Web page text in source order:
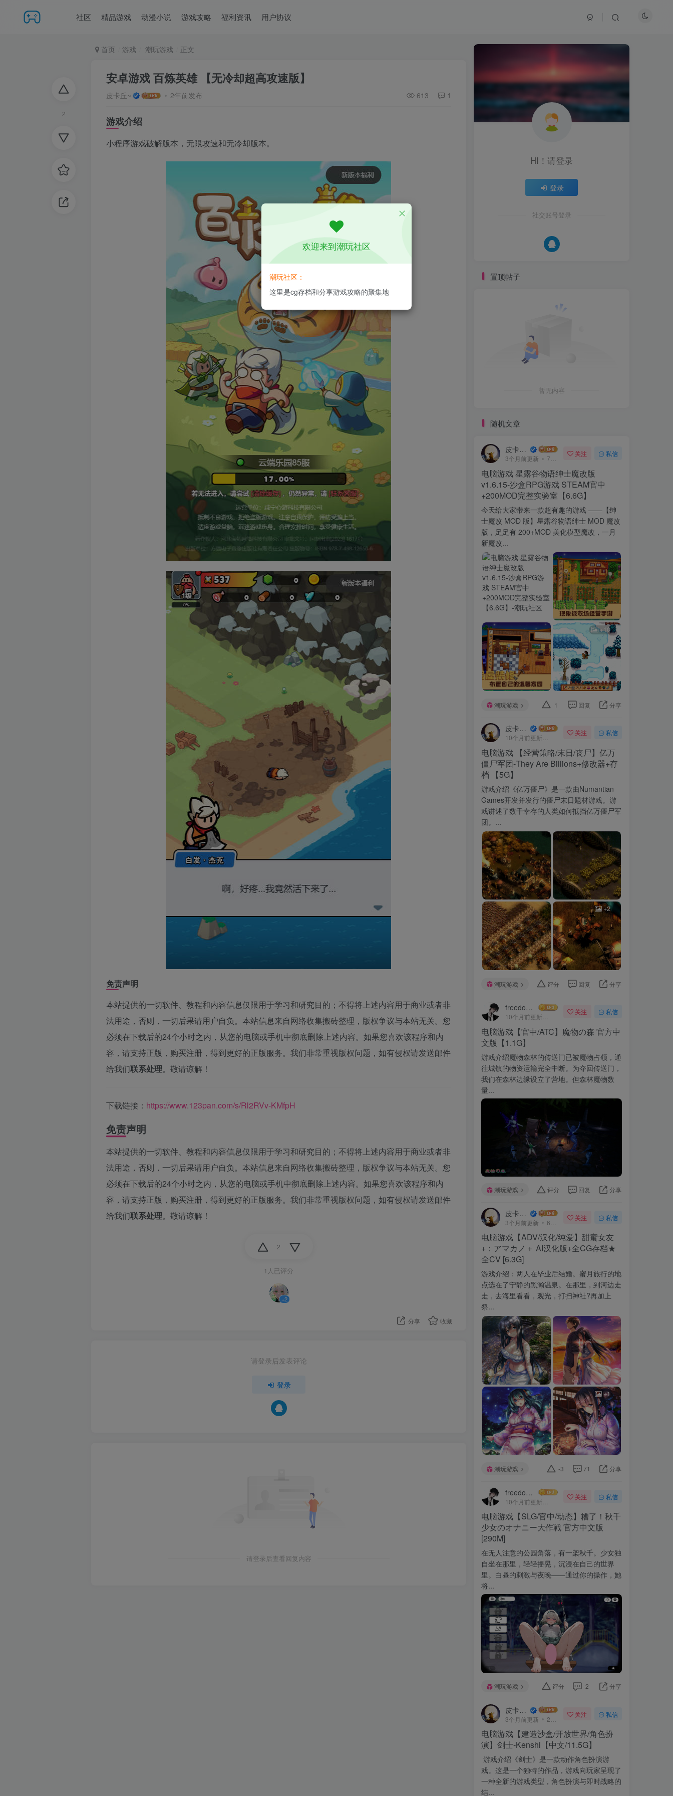
社区 精品游戏 动漫小说 游戏攻略 福利资讯 用户协议
2
首页 游戏 潮玩游戏 正文
安卓游戏 百炼英雄 【无冷却超高攻速版】
皮卡丘~ 2年前发布 613 1
游戏介绍
小程序游戏破解版本，无限攻速和无冷却版本。
免责声明
本站提供的一切软件、教程和内容信息仅限用于学习和研究目的；不得将上述内容用于商业或者非
法用途，否则，一切后果请用户自负。本站信息来自网络收集搬砖整理，版权争议与本站无关。您
必须在下载后的24个小时之内，从您的电脑或手机中彻底删除上述内容。如果您喜欢该程序和内
容，请支持正版，购买注册，得到更好的正版服务。我们非常重视版权问题，如有侵权请发送邮件
给我们联系处理。敬请谅解！
下载链接： https://www.123pan.com/s/Rl2RVv-KMfpH
免责声明
本站提供的一切软件、教程和内容信息仅限用于学习和研究目的；不得将上述内容用于商业或者非
法用途，否则，一切后果请用户自负。本站信息来自网络收集搬砖整理，版权争议与本站无关。您
必须在下载后的24个小时之内，从您的电脑或手机中彻底删除上述内容。如果您喜欢该程序和内
容，请支持正版，购买注册，得到更好的正版服务。我们非常重视版权问题，如有侵权请发送邮件
给我们联系处理。敬请谅解！
2
1人已评分
+2
分享 收藏
请登录后发表评论
登录
请登录后查看回复内容
HI！请登录
登录
社交账号登录
置顶帖子
暂无内容
随机文章
皮卡丘~
3个月前更新 734次阅读
关注 私信
电脑游戏 星露谷物语绅士魔改版
v1.6.15-沙盒RPG游戏 STEAM官中
+200MOD完整实验室【6.6G】
今天给大家带来一款超有趣的游戏 ——【绅
士魔改 MOD 版】星露谷物语绅士 MOD 魔改
版，足足有 200+MOD 美化模型魔改，一月
新魔改...
+10
潮玩游戏 1 回复 分享
皮卡丘~
110次阅读
关注 私信
电脑游戏 【经营策略/末日/丧尸】亿万
僵尸军团-They Are Billions+修改器+存
档 【5G】
游戏介绍《亿万僵尸》是一款由Numantian
Games开发并发行的僵尸末日题材游戏。游
戏讲述了数千幸存的人类如何抵挡亿万僵尸军
团。...
+2
潮玩游戏 评分 回复 分享
freedomui
322次阅读
关注 私信
电脑游戏【官中/ATC】魔物の森 官方中
文版【1.1G】
游戏介绍魔物森林的传送门已被魔物占领，通
往城镇的物资运输完全中断。为夺回传送门，
我们在森林边缘设立了营地。但森林魔物数
量...
潮玩游戏 评分 回复 分享
皮卡丘~
3个月前更新 647次阅读
关注 私信
电脑游戏【ADV/汉化/纯爱】甜蜜女友
+：アマカノ＋ AI汉化版+全CG存档★
全CV [6.3G]
游戏介绍：两人在毕业后结婚。蜜月旅行的地
点选在了宁静的黑瀚温泉。在那里，到河边走
走，去海里看看，观光，打扫神社?再加上
祭...
+1
潮玩游戏 -3 71 分享
freedomui
1563次阅读
关注 私信
电脑游戏【SLG/官中/动态】糟了！秋千
少女のオナニー大作戦 官方中文版
[290M]
在无人注意的公园角落，有一架秋千。少女独
自坐在那里，轻轻摇晃，沉浸在自己的世界
里。白昼的刺激与夜晚——通过你的操作，她
将...
潮玩游戏 评分 2 分享
皮卡丘~
3个月前更新 277次阅读
关注 私信
电脑游戏【建造沙盒/开放世界/角色扮
演】剑士-Kenshi【中文/11.5G】
游戏介绍《剑士》是一款动作角色扮演游
戏。这是一个独特的作品，游戏向玩家呈现了
一种全新的游戏类型，角色扮演与即时战略的
结...
欢迎来到潮玩社区
潮玩社区：
这里是cg存档和分享游戏攻略的聚集地